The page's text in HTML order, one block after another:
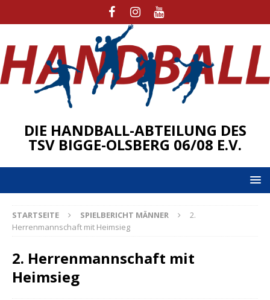
DIE HANDBALL-ABTEILUNG DES
TSV BIGGE-OLSBERG 06/08 E.V.
STARTSEITE SPIELBERICHT MÄNNER
2.
Herrenmannschaft mit Heimsieg
2. Herrenmannschaft mit
Heimsieg